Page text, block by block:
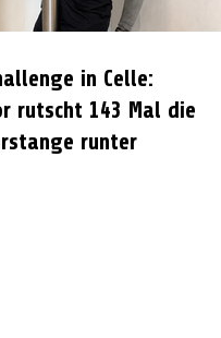
in Celle:
rutscht 143 Mal die
runter